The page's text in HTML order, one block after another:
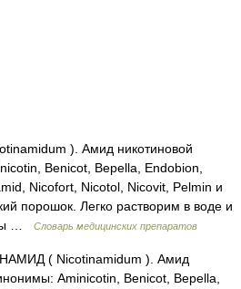
). Амид никотиновой
Benicot, Bepella, Endobion,
Nicofort, Nicotol, Nicovit, Pelmin и
порошок. Легко растворим в воде и
…
Словарь медицинских препаратов
( Nicotinamidum ). Амид
Aminicotin, Benicot, Bepella,